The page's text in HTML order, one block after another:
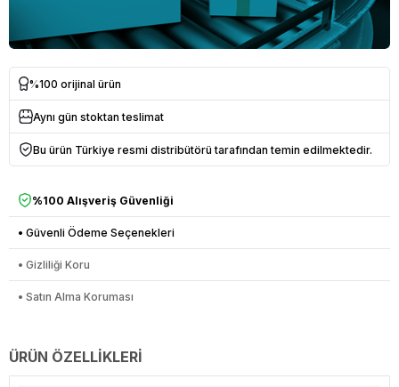
%100 orijinal ürün
Aynı gün stoktan teslimat
Bu ürün Türkiye resmi distribütörü tarafından temin edilmektedir.
%100 Alışveriş Güvenliği
• Güvenli Ödeme Seçenekleri
• Gizliliği Koru
• Satın Alma Koruması
ÜRÜN ÖZELLIKLERI